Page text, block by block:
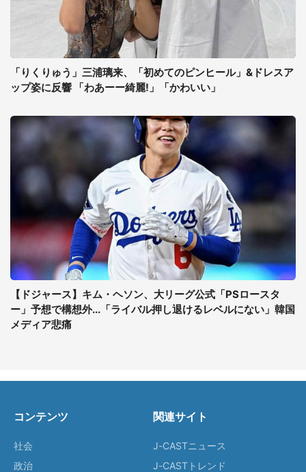
「りくりゅう」三浦璃来、「初めてのピンヒール」&ドレスア
ップ姿に反響 「わあーー綺麗!」「かわいい」
【ドジャース】キム・ヘソン、大リーグ公式「PSロースタ
ー」予想で構想外...「ライバル押し退けるレベルにない」韓国
メディア悲痛
コンテンツ
社会
政治
関連サイト
J-CASTニュース
J-CASTトレンド